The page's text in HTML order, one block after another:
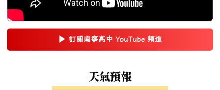
▶ 訂閱南寧高中 YouTube 頻道
(另開新視窗)
天氣預報